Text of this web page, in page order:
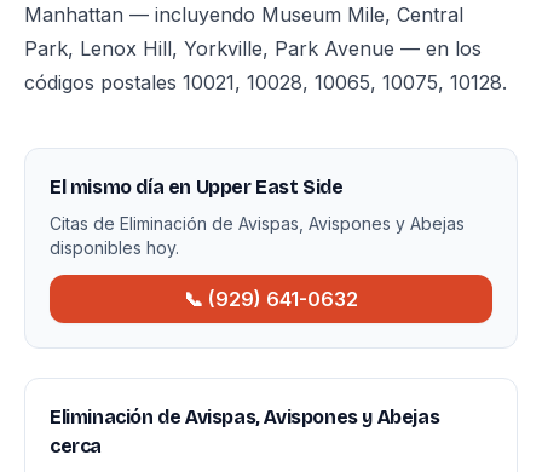
Manhattan — incluyendo Museum Mile, Central
Park, Lenox Hill, Yorkville, Park Avenue — en los
códigos postales 10021, 10028, 10065, 10075, 10128.
El mismo día en Upper East Side
Citas de Eliminación de Avispas, Avispones y Abejas
disponibles hoy.
📞 (929) 641-0632
Eliminación de Avispas, Avispones y Abejas
cerca